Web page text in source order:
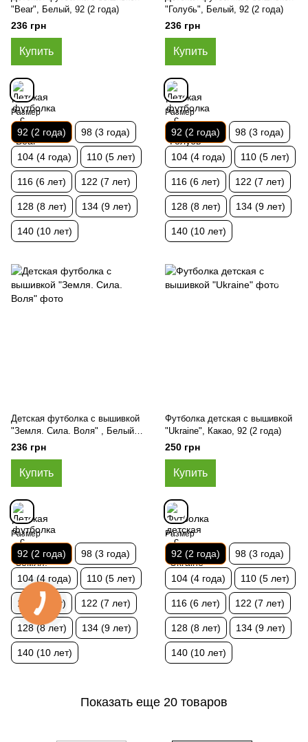
"Bear", Белый, 92 (2 года)
236 грн
Купить
Размер
92 (2 года) 98 (3 года)
104 (4 года) 110 (5 лет)
116 (6 лет) 122 (7 лет)
128 (8 лет) 134 (9 лет)
140 (10 лет)
"Голубь", Белый, 92 (2 года)
236 грн
Купить
Размер
92 (2 года) 98 (3 года)
104 (4 года) 110 (5 лет)
116 (6 лет) 122 (7 лет)
128 (8 лет) 134 (9 лет)
140 (10 лет)
Детская футболка с вышивкой
"Земля. Сила. Воля" , Белый,
92 (2 года)
236 грн
Купить
Размер
92 (2 года) 98 (3 года)
104 (4 года) 110 (5 лет)
116 (6 лет) 122 (7 лет)
128 (8 лет) 134 (9 лет)
140 (10 лет)
Футболка детская с вышивкой
"Ukraine", Какао, 92 (2 года)
250 грн
Купить
Размер
92 (2 года) 98 (3 года)
104 (4 года) 110 (5 лет)
116 (6 лет) 122 (7 лет)
128 (8 лет) 134 (9 лет)
140 (10 лет)
Показать еще 20 товаров